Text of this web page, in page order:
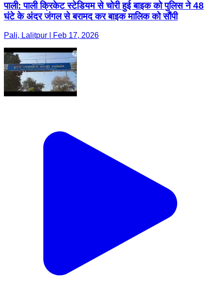
पाली: पाली क्रिकेट स्टेडियम से चोरी हुई बाइक को पुलिस ने 48
घंटे के अंदर जंगल से बरामद कर बाइक मालिक को सौंपी
Pali, Lalitpur | Feb 17, 2026